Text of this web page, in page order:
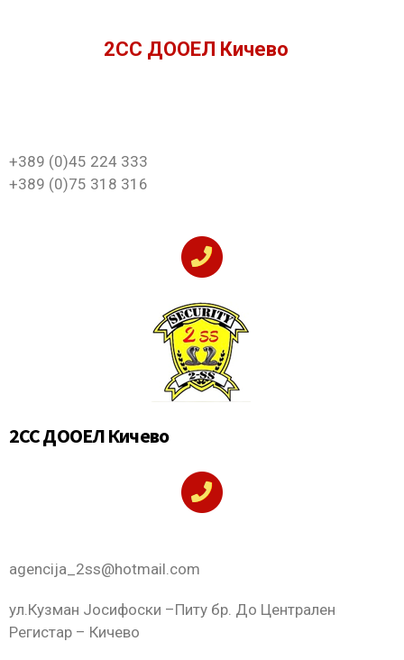
2СС ДООЕЛ Кичево
+389 (0)45 224 333
+389 (0)75 318 316
2СС ДООЕЛ Кичево
agencija_2ss@hotmail.com
ул.Кузман Јосифоски –Питу бр. До Централен
Регистар – Кичево